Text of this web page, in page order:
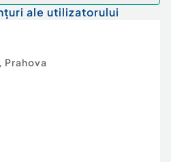
ale utilizatorului
, Prahova